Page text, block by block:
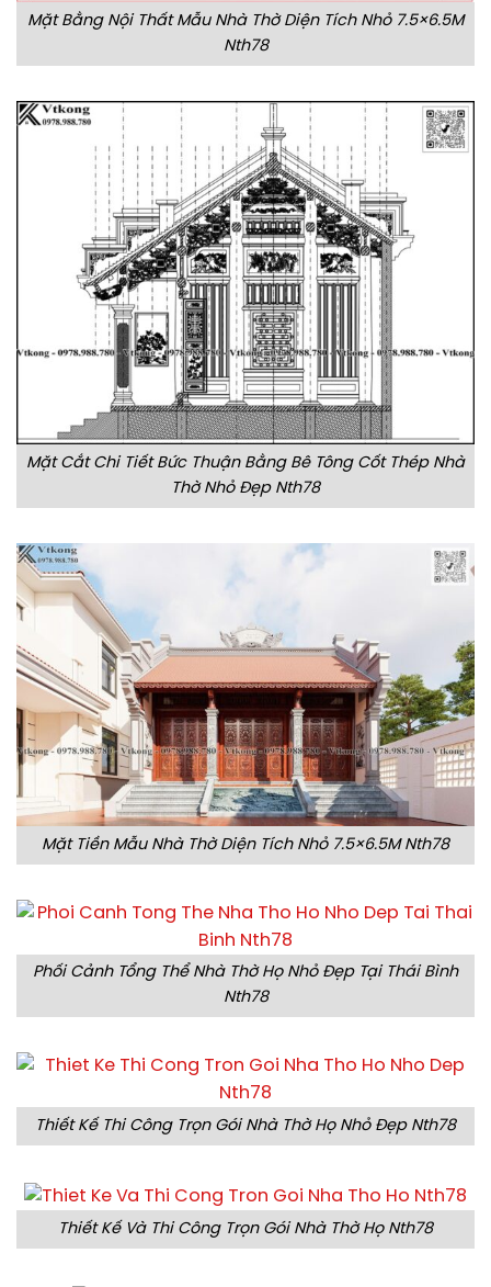
Mặt Bằng Nội Thất Mẫu Nhà Thờ Diện Tích Nhỏ 7.5×6.5M
Nth78
Mặt Cắt Chi Tiết Bức Thuận Bằng Bê Tông Cốt Thép Nhà
Thờ Nhỏ Đẹp Nth78
Mặt Tiền Mẫu Nhà Thờ Diện Tích Nhỏ 7.5×6.5M Nth78
Phối Cảnh Tổng Thể Nhà Thờ Họ Nhỏ Đẹp Tại Thái Bình
Nth78
Thiết Kế Thi Công Trọn Gói Nhà Thờ Họ Nhỏ Đẹp Nth78
Thiết Kế Và Thi Công Trọn Gói Nhà Thờ Họ Nth78